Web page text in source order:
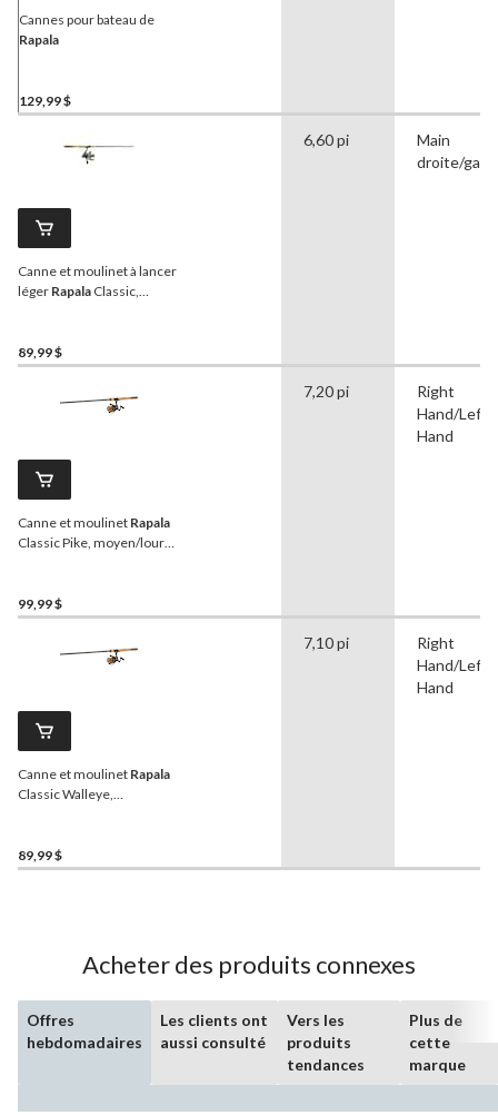
Cannes pour bateau de
Rapala
129,99 $
Canne et moulinet à lancer
léger Rapala Classic,
89,99 $
6,60 pi
Main
droite/
Canne et moulinet Rapala
Classic Pike, moyen/lourd,
99,99 $
7,20 pi
Right
Hand/Left
Hand
Canne et moulinet Rapala
Classic Walleye,
89,99 $
7,10 pi
Right
Hand/Left
Hand
Acheter des produits connexes
Offres
hebdomadaires
Les clients ont
aussi consulté
Vers les
produits
tendances
Plus de
cette
marque